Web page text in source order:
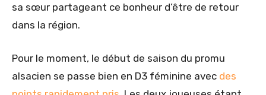
sa sœur partageant ce bonheur d’être de retour
dans la région.
Pour le moment, le début de saison du promu
alsacien se passe bien en D3 féminine avec des